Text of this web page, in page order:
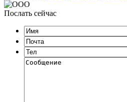
Послать сейчас